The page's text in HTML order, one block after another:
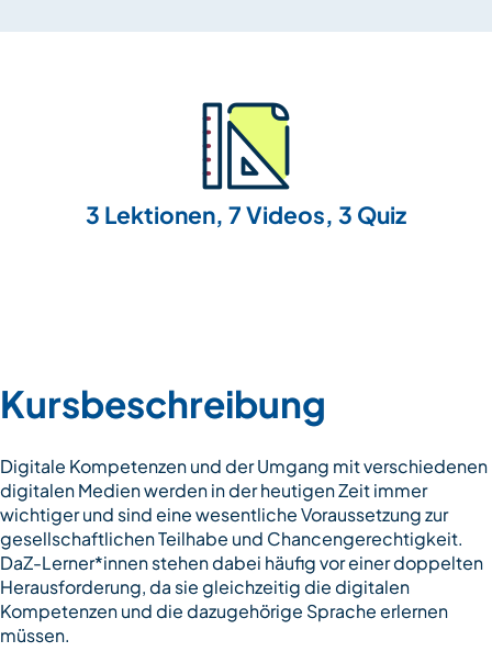
3 Lektionen, 7 Videos, 3 Quiz
Kursbeschreibung
Digitale Kompetenzen und der Umgang mit verschiedenen
digitalen Medien werden in der heutigen Zeit immer
wichtiger und sind eine wesentliche Voraussetzung zur
gesellschaftlichen Teilhabe und Chancengerechtigkeit.
DaZ-Lerner*innen stehen dabei häufig vor einer doppelten
Herausforderung, da sie gleichzeitig die digitalen
Kompetenzen und die dazugehörige Sprache erlernen
müssen.